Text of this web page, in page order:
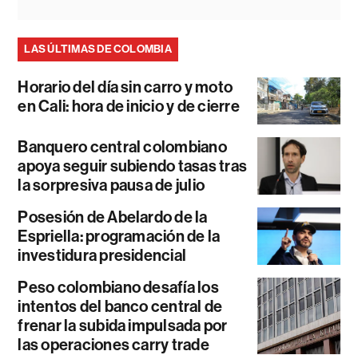
LAS ÚLTIMAS DE COLOMBIA
Horario del día sin carro y moto
en Cali: hora de inicio y de cierre
Banquero central colombiano
apoya seguir subiendo tasas tras
la sorpresiva pausa de julio
Posesión de Abelardo de la
Espriella: programación de la
investidura presidencial
Peso colombiano desafía los
intentos del banco central de
frenar la subida impulsada por
las operaciones carry trade